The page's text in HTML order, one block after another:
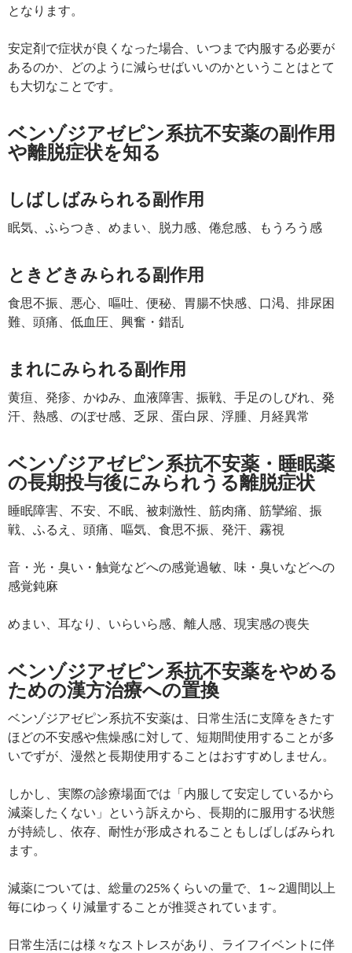
となります。
安定剤で症状が良くなった場合、いつまで内服する必要が
あるのか、どのように減らせばいいのかということはとて
も大切なことです。
ベンゾジアゼピン系抗不安薬の副作用
や離脱症状を知る
しばしばみられる副作用
眠気、ふらつき、めまい、脱力感、倦怠感、もうろう感
ときどきみられる副作用
食思不振、悪心、嘔吐、便秘、胃腸不快感、口渇、排尿困
難、頭痛、低血圧、興奮・錯乱
まれにみられる副作用
黄疸、発疹、かゆみ、血液障害、振戦、手足のしびれ、発
汗、熱感、のぼせ感、乏尿、蛋白尿、浮腫、月経異常
ベンゾジアゼピン系抗不安薬・睡眠薬
の長期投与後にみられうる離脱症状
睡眠障害、不安、不眠、被刺激性、筋肉痛、筋攣縮、振
戦、ふるえ、頭痛、嘔気、食思不振、発汗、霧視
音・光・臭い・触覚などへの感覚過敏、味・臭いなどへの
感覚鈍麻
めまい、耳なり、いらいら感、離人感、現実感の喪失
ベンゾジアゼピン系抗不安薬をやめる
ための漢方治療への置換
ベンゾジアゼピン系抗不安薬は、日常生活に支障をきたす
ほどの不安感や焦燥感に対して、短期間使用することが多
いでずが、漫然と長期使用することはおすすめしません。
しかし、実際の診療場面では「内服して安定しているから
減薬したくない」という訴えから、長期的に服用する状態
が持続し、依存、耐性が形成されることもしばしばみられ
ます。
減薬については、総量の25%くらいの量で、1～2週間以上
毎にゆっくり減量することが推奨されています。
日常生活には様々なストレスがあり、ライフイベントに伴